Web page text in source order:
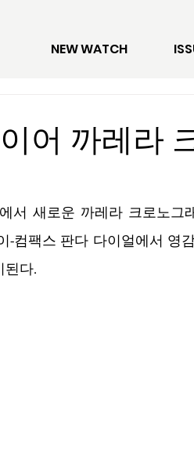
NEW WATCH
어 까레라
서 새로운 까레라 크로노그
컴팩스 판다 다이얼에서 영
된다.